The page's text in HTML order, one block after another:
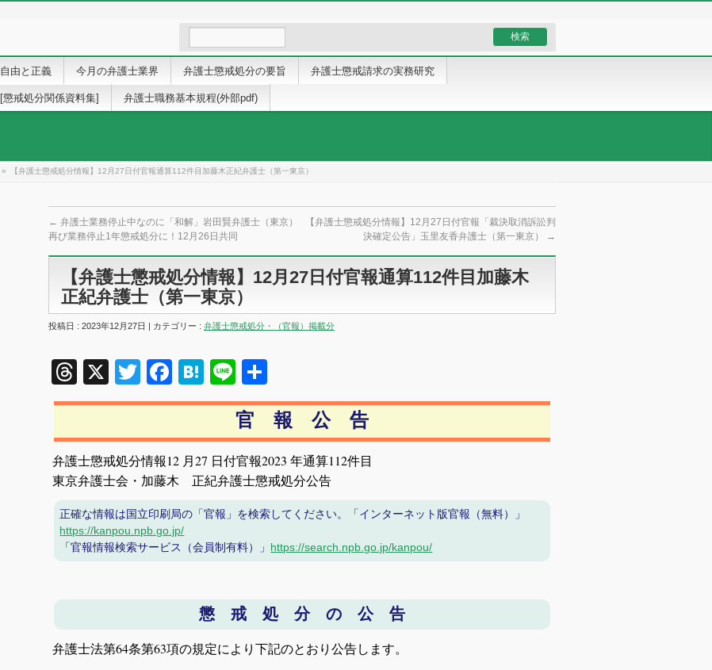
自由と正義 今月の弁護士業界 弁護士懲戒処分の要旨 弁護士懲戒請求の実務研究
[懲戒処分関係資料集] 弁護士職務基本規程(外部pdf)
» 【弁護士懲戒処分情報】12月27日付官報通算112件目加藤木正紀弁護士（第一東京）
← 弁護士業務停止中なのに「和解」岩田賢弁護士（東京）
再び業務停止1年懲戒処分に！12月26日共同
【弁護士懲戒処分情報】12月27日付官報「裁決取消訴訟判
決確定公告」玉里友香弁護士（第一東京）
→
【弁護士懲戒処分情報】12月27日付官報通算112件目加藤木
正紀弁護士（第一東京）
投稿日 : 2023年12月27日 | カテゴリー : 弁護士懲戒処分・（官報）掲載分
Threads
X TwitterFacebook
Hatena
Line
有
官 報 公 告
弁護士懲戒処分情報12 月27 日付官報2023 年通算112件目
東京弁護士会・加藤木 正紀弁護士懲戒処分公告
正確な情報は国立印刷局の「官報」を検索してください。「インターネット版官報（無料）」
https://kanpou.npb.go.jp/
「官報情報検索サービス（会員制有料）」 https://search.npb.go.jp/kanpou/
懲 戒 処 分 の 公 告
弁護士法第64条第63項の規定により下記のとおり公告します。